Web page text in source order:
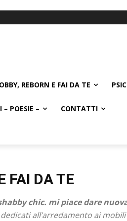
REBORN E FAI DA TE
– POESIE – CONTATTI
FAI DA TE
chic. mi piace dare
all’arredamento ai